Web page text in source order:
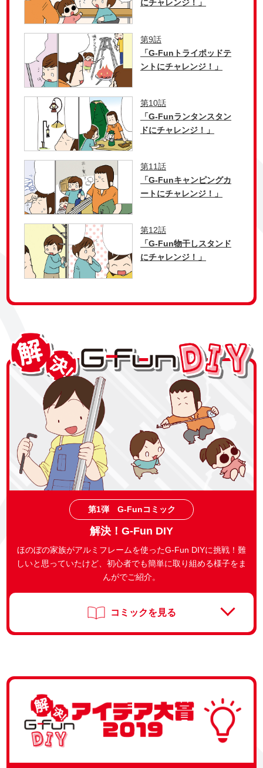
にチャレンジ！」
第9話
「G-Funトライポッドテ
ントにチャレンジ！」
第10話
「G-Funランタンスタン
ドにチャレンジ！」
第11話
「G-Funキャンピングカ
ートにチャレンジ！」
第12話
「G-Fun物干しスタンド
にチャレンジ！」
第1弾 G-Funコミック
解決！G-Fun DIY
ほのぼの家族がアルミフレームを使ったG-Fun DIYに挑戦！ 難
しいと思っていたけど、初心者でも簡単に取り組める様子をま
んがでご紹介。
コミックを見る